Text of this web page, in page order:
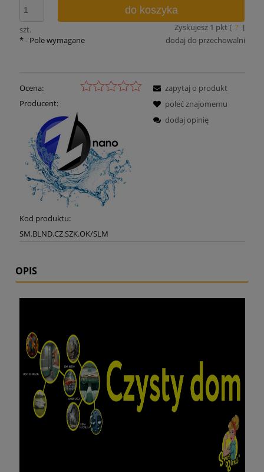
szt.
do koszyka
Zyskujesz 1 pkt [ ? ]
dodaj do przechowalni
*- Pole wymagane
Ocena:
Producent:
Kod produktu:
SM.BLND.CZ.SZK.OK/SLM
zapytaj o produkt
poleć znajomemu
dodaj opinię
OPIS